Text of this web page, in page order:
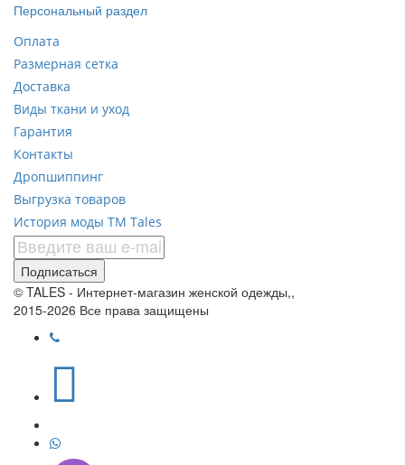
Персональный раздел
Оплата
Размерная сетка
Доставка
Виды ткани и уход
Гарантия
Контакты
Дропшиппинг
Выгрузка товаров
История моды ТМ Tales
Подписаться
© TALES - Интернет-магазин женской одежды,,
2015-2026 Все права защищены